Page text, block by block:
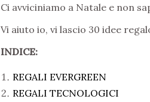
Ci avviciniamo a Natale e non
Vi aiuto io, vi lascio 30 idee
INDICE:
REGALI EVERGREEN
REGALI TECNOLOGICI